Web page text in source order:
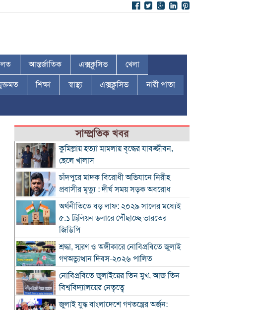
আন্তর্জাতিক এক্সক্লুসিভ খেলা
শিক্ষা স্বাস্থ্য এক্সক্লুসিভ নারী পাতা
সাম্প্রতিক খবর
কুমিল্লায় হত্যা মামলায় বৃদ্ধের যাবজ্জীবন,
ছেলে খালাস
চাঁদপুরে মাদক বিরোধী অভিযানে নিরীহ
প্রবাসীর মৃত্যু : দীর্ঘ সময় সড়ক অবরোধ
অর্থনীতিতে বড় লাফ: ২০২৯ সালের মধ্যেই
৫.১ ট্রিলিয়ন ডলারে পৌঁছাচ্ছে ভারতের
জিডিপি
শ্রদ্ধা, স্মরণ ও অঙ্গীকারে নোবিপ্রবিতে জুলাই
গণঅভ্যুত্থান দিবস-২০২৬ পালিত
নোবিপ্রবিতে জুলাইয়ের তিন মুখ, আজ তিন
বিশ্ববিদ্যালয়ের নেতৃত্বে
জুলাই যুদ্ধ বাংলাদেশে গণতন্ত্রের অর্জন: